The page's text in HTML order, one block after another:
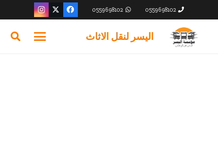
0559698102
0559698102
اليسر لنقل الاثاث